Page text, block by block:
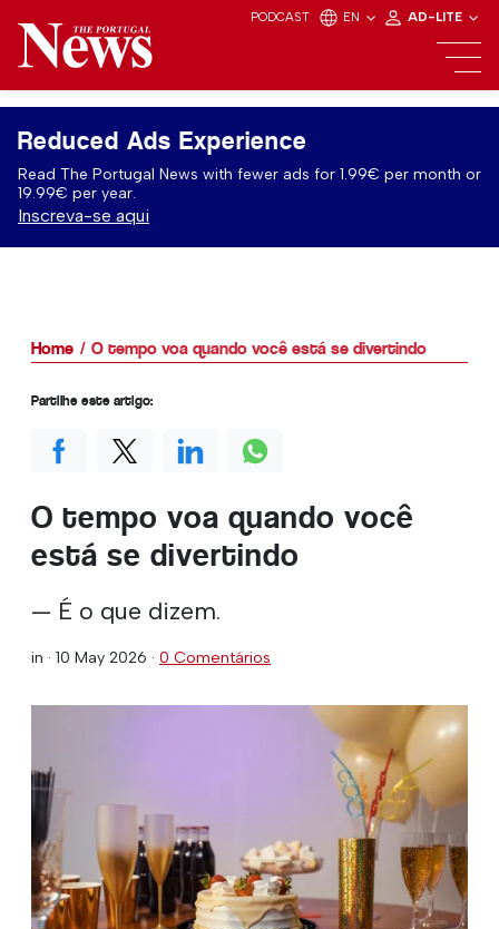
PODCAST EN AD-LITE
Reduced Ads Experience
Read The Portugal News with fewer ads for 1.99€ per month or
19.99€ per year.
Inscreva-se aqui
Home O tempo voa quando você está se divertindo
O tempo voa quando você
está se divertindo
— É o que dizem.
in · 10 May 2026 · 0 Comentários
Partilhe este artigo: